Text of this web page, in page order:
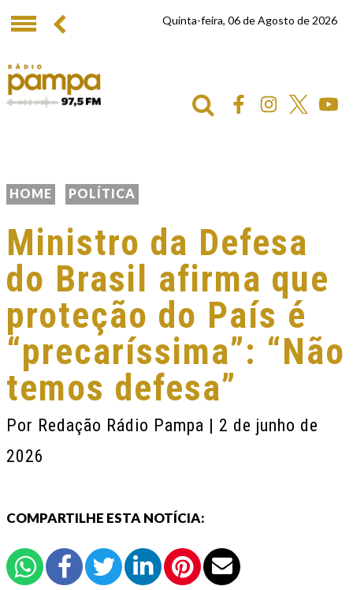
Quinta-feira, 06 de Agosto de 2026
HOME POLÍTICA
Ministro da Defesa
do Brasil afirma que
proteção do País é
“precaríssima”: “Não
temos defesa”
Por Redação Rádio Pampa | 2 de junho de
2026
COMPARTILHE ESTA NOTÍCIA: